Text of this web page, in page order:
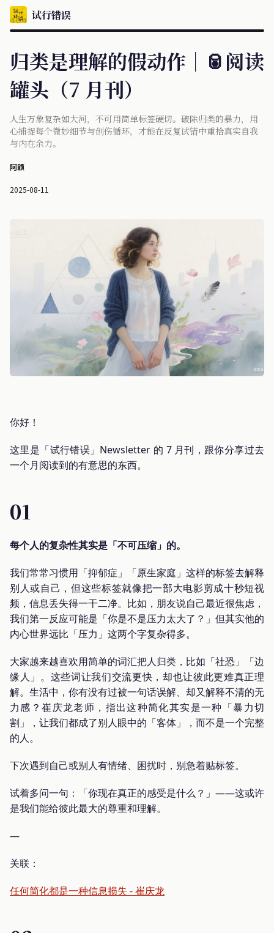
试行错误
归类是理解的假动作｜🥫阅读
罐头（7 月刊）
人生万象复杂如大河，不可用简单标签硬切。破除归类的暴力，用
心捕捉每个微妙细节与创伤循环，才能在反复试错中重拾真实自我
与内在余力。
阿颖
2025-08-11
你好！
这里是「试行错误」Newsletter 的 7 月刊，跟你分享过去
一个月阅读到的有意思的东西。
01
每个人的复杂性其实是「不可压缩」的。
我们常常习惯用「抑郁症」「原生家庭」这样的标签去解释
别人或自己，但这些标签就像把一部大电影剪成十秒短视
频，信息丢失得一干二净。比如，朋友说自己最近很焦虑，
我们第一反应可能是「你是不是压力太大了？」但其实他的
内心世界远比「压力」这两个字复杂得多。
大家越来越喜欢用简单的词汇把人归类，比如「社恐」「边
缘人」。这些词让我们交流更快，却也让彼此更难真正理
解。生活中，你有没有过被一句话误解、却又解释不清的无
力感？崔庆龙老师，指出这种简化其实是一种「暴力切
割」，让我们都成了别人眼中的「客体」，而不是一个完整
的人。
下次遇到自己或别人有情绪、困扰时，别急着贴标签。
试着多问一句：「你现在真正的感受是什么？」——这或许
是我们能给彼此最大的尊重和理解。
—
关联：
任何简化都是一种信息损失 - 崔庆龙